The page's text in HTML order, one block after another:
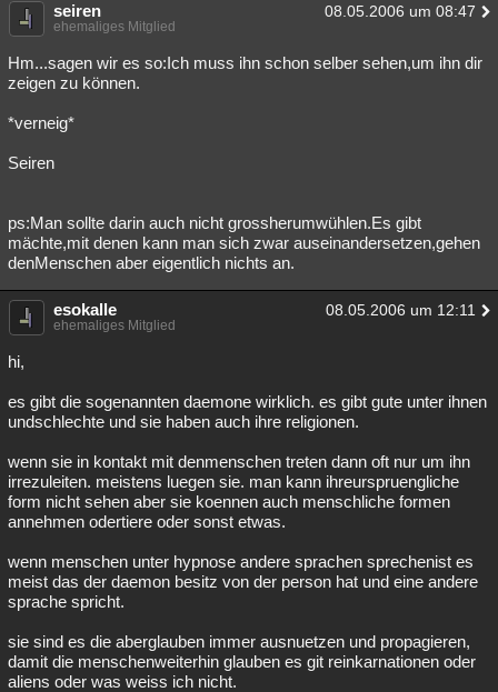
seiren 08.05.2006 um 08:47
ehemaliges Mitglied
Hm...sagen wir es so:Ich muss ihn schon selber sehen,um ihn dir
zeigen zu können.
*verneig*
Seiren
ps:Man sollte darin auch nicht grossherumwühlen.Es gibt
mächte,mit denen kann man sich zwar auseinandersetzen,gehen
denMenschen aber eigentlich nichts an.
esokalle 08.05.2006 um 12:11
ehemaliges Mitglied
hi,
es gibt die sogenannten daemone wirklich. es gibt gute unter ihnen
undschlechte und sie haben auch ihre religionen.
wenn sie in kontakt mit denmenschen treten dann oft nur um ihn
irrezuleiten. meistens luegen sie. man kann ihreurspruengliche
form nicht sehen aber sie koennen auch menschliche formen
annehmen odertiere oder sonst etwas.
wenn menschen unter hypnose andere sprachen sprechenist es
meist das der daemon besitz von der person hat und eine andere
sprache spricht.
sie sind es die aberglauben immer ausnuetzen und propagieren,
damit die menschenweiterhin glauben es git reinkarnationen oder
aliens oder was weiss ich nicht.